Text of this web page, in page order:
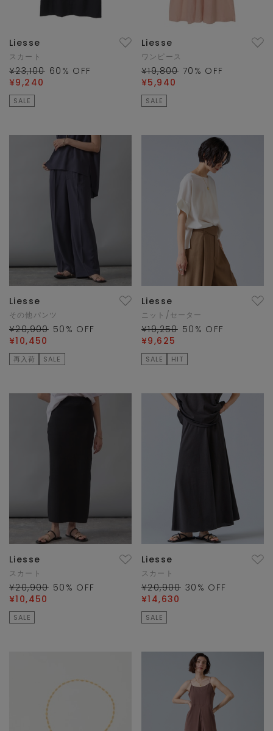
Liesse
スカート
¥23,100 60 % OFF
¥9,240
SALE
Liesse
ワンピース
¥19,800 70 % OFF
¥5,940
SALE
Liesse
その他パンツ
¥20,900 50 % OFF
¥10,450
再入荷 SALE
Liesse
ニット/セーター
¥19,250 50 % OFF
¥9,625
SALE HIT
Liesse
スカート
¥20,900 50 % OFF
¥10,450
SALE
Liesse
スカート
¥20,900 30 % OFF
¥14,630
SALE